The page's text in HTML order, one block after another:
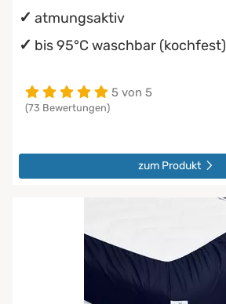
atmungsaktiv
bis 95°C waschbar (kochfest)
5 von 5
(73 Bewertungen)
zum Produkt